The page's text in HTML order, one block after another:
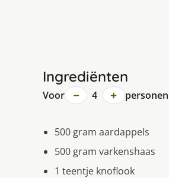
Ingrediënten
Voor − 4 + personen
500 gram aardappels
500 gram varkenshaas
1 teentje knoflook